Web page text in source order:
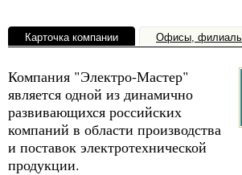
Карточка компании Офисы,
Компания "Электро-Мастер"
является одной из динамично
развивающихся российских
компаний в области производства
и поставок электротехнической
продукции.